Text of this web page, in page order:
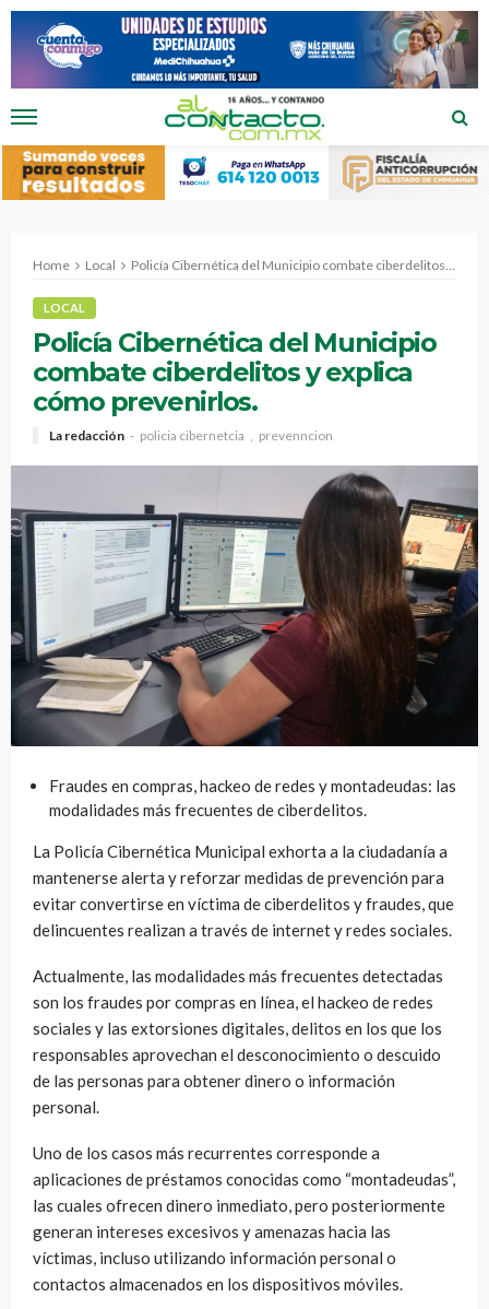
Home Local Policía Cibernética del Municipio combate ciberdelitos y explica cómo prevenirlos.
LOCAL
Policía Cibernética del Municipio
combate ciberdelitos y explica
cómo prevenirlos.
La redacción policia cibernetcia prevenncion
Fraudes en compras, hackeo de redes y montadeudas: las
modalidades más frecuentes de ciberdelitos.
La Policía Cibernética Municipal exhorta a la ciudadanía a
mantenerse alerta y reforzar medidas de prevención para
evitar convertirse en víctima de ciberdelitos y fraudes, que
delincuentes realizan a través de internet y redes sociales.
Actualmente, las modalidades más frecuentes detectadas
son los fraudes por compras en línea, el hackeo de redes
sociales y las extorsiones digitales, delitos en los que los
responsables aprovechan el desconocimiento o descuido
de las personas para obtener dinero o información
personal.
Uno de los casos más recurrentes corresponde a
aplicaciones de préstamos conocidas como “montadeudas”,
las cuales ofrecen dinero inmediato, pero posteriormente
generan intereses excesivos y amenazas hacia las
víctimas, incluso utilizando información personal o
contactos almacenados en los dispositivos móviles.